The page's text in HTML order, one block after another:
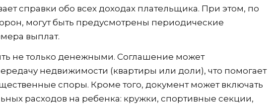
справки обо всех доходах плательщика. При этом, по
могут быть предусмотрены периодические
выплат.
не только денежными. Соглашение может
недвижимости (квартиры или доли), что помогает
споры. Кроме того, документ может включать
расходов на ребенка: кружки, спортивные секции,